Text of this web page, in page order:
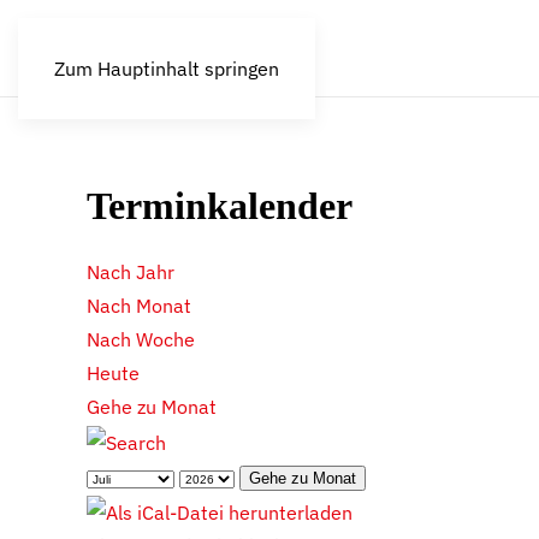
Zum Hauptinhalt springen
Terminkalender
Nach Jahr
Nach Monat
Nach Woche
Heute
Gehe zu Monat
Gehe zu Monat